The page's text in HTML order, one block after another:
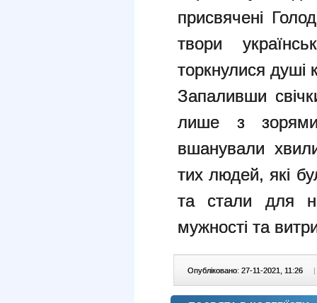
присвячені
твори
торкнулися
Запаливши
лише з
вшанували
тих людей, які
та стали для
мужності та
Опубліковано: 27-11-2021, 11:26